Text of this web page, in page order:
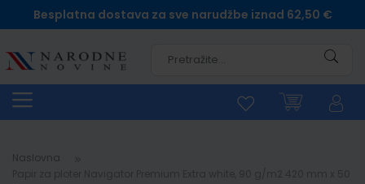
Besplatna dostava za sve narudžbe iznad 62,50 €
Naslovna